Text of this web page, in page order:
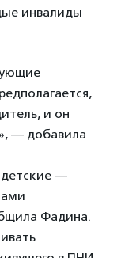
инвалиды
и он
— добавила
детские —
Фадина.